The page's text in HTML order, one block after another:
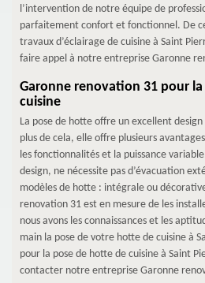
l’intervention de notre équipe de
parfaitement confort et fonctionnel. De
travaux d’éclairage de cuisine à Saint
faire appel à notre entreprise Garonne
Garonne renovation 31 pour
cuisine
La pose de hotte offre un excellent
plus de cela, elle offre plusieurs
les fonctionnalités et la puissance
design, ne nécessite pas d’évacuation
modèles de hotte : intégrale ou
renovation 31 est en mesure de les
nous avons les connaissances et les
main la pose de votre hotte de cuisine à
pour la pose de hotte de cuisine à Saint
contacter notre entreprise Garonne